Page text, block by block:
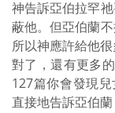
神告訴亞伯拉罕
蔽他。但亞伯蘭
所以神應許給他很
對了，還有更多
127篇你會發現
直接地告訴亞伯蘭